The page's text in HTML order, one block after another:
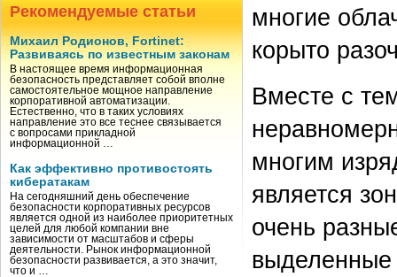
Рекомендуемые статьи
Михаил Родионов, Fortinet:
Развиваясь по известным законам
В настоящее время информационная
безопасность представляет собой вполне
самостоятельное мощное направление
корпоративной автоматизации.
Естественно, что в таких условиях
направление это все теснее связывается
с вопросами прикладной
информационной …
Как эффективно противостоять
кибератакам
На сегодняшний день обеспечение
безопасности корпоративных ресурсов
является одной из наиболее приоритетных
целей для любой компании вне
зависимости от масштабов и сферы
деятельности. Рынок информационной
безопасности развивается, а это значит,
что и …
многие
корыто
Вместе с
многим
является
очень
выделенные